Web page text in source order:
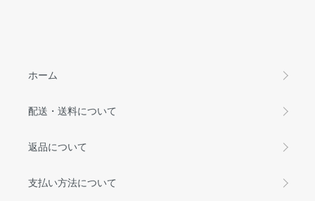
ホーム
配送・送料について
返品について
支払い方法について